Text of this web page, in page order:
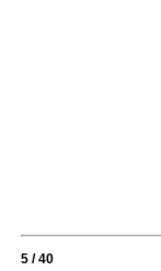
5 / 40